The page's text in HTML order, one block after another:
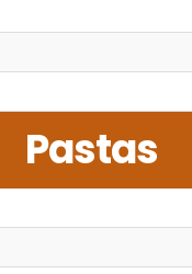
Pastas